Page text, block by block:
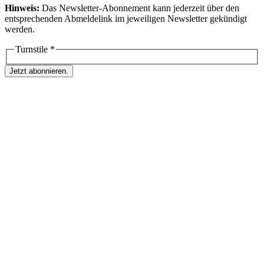
Hinweis: Das Newsletter-Abonnement kann jederzeit über den
entsprechenden Abmeldelink im jeweiligen Newsletter gekündigt
werden.
Turnstile *
Jetzt abonnieren.